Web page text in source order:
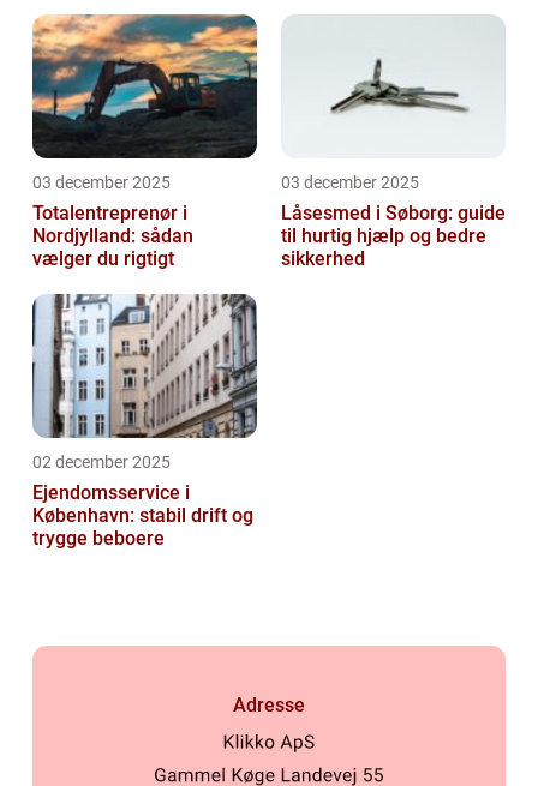
03 december 2025
Totalentreprenør i
Nordjylland: sådan
vælger du rigtigt
03 december 2025
Låsesmed i Søborg: guide
til hurtig hjælp og bedre
sikkerhed
02 december 2025
Ejendomsservice i
København: stabil drift og
trygge beboere
Adresse